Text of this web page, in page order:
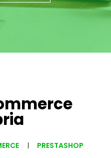
PRESTASHOP